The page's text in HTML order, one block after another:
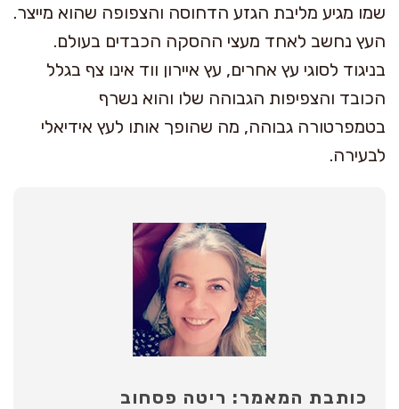
שמו מגיע מליבת הגזע הדחוסה והצפופה שהוא מייצר.
העץ נחשב לאחד מעצי ההסקה הכבדים בעולם.
בניגוד לסוגי עץ אחרים, עץ איירון ווד אינו צף בגלל
הכובד והצפיפות הגבוהה שלו והוא נשרף
בטמפרטורה גבוהה, מה שהופך אותו לעץ אידיאלי
לבעירה.
כותבת המאמר: ריטה פסחוב